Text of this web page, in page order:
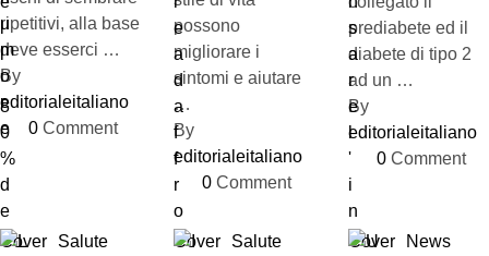
ripetitivi, alla base
deve esserci …
By
editorialeitaliano
0 Comment
possono
migliorare i
sintomi e aiutare
…
By
editorialeitaliano
0 Comment
prediabete ed il
diabete di tipo 2
ad un …
By
editorialeitaliano
0 Comment
Cover Salute Cover Salute Cover
News